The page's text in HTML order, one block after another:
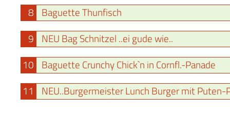
8
Baguette Thunfisch
9
NEU Bag Schnitzel ..ei gude wie..
10
Baguette Crunchy Chick`n in Cornfl.-Panade
11
NEU..Burgermeister Lunch Burger mit